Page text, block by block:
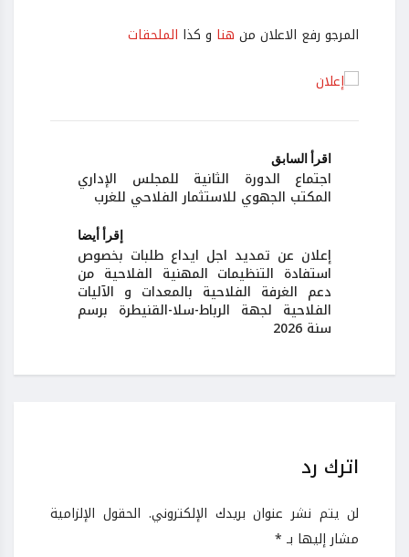
المرجو رفع الاعلان من هنا و كذا الملحقات
اقرأ السابق
اجتماع الدورة الثانية للمجلس الإداري
المكتب الجهوي للاستثمار الفلاحي للغرب
إقرأ أيضا
إعلان عن تمديد اجل ايداع طلبات بخصوص
استفادة التنظيمات المهنية الفلاحية من
دعم الغرفة الفلاحية بالمعدات و الآليات
الفلاحية لجهة الرباط-سلا-القنيطرة برسم
سنة 2026
اترك رد
لن يتم نشر عنوان بريدك الإلكتروني. الحقول الإلزامية
مشار إليها بـ *